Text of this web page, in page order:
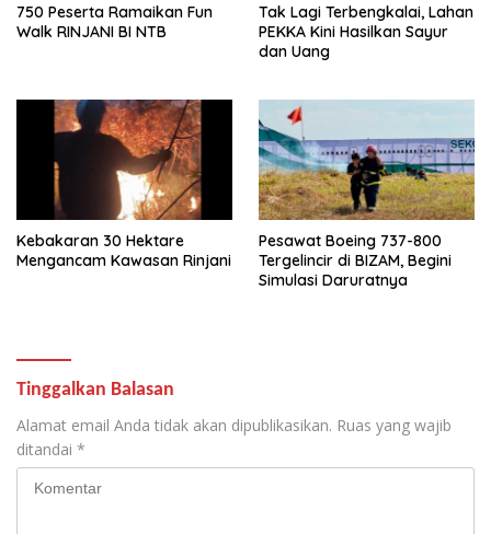
750 Peserta Ramaikan Fun
Walk RINJANI BI NTB
Tak Lagi Terbengkalai, Lahan
PEKKA Kini Hasilkan Sayur
dan Uang
Kebakaran 30 Hektare
Mengancam Kawasan Rinjani
Pesawat Boeing 737-800
Tergelincir di BIZAM, Begini
Simulasi Daruratnya
Tinggalkan Balasan
Alamat email Anda tidak akan dipublikasikan. Ruas yang wajib
ditandai *